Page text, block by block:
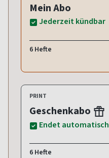
Mein Abo
Jederzeit kündbar
6 Hefte
PRINT
Geschenkabo
Endet automatisch
6 Hefte